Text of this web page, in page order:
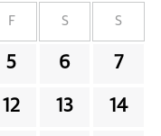
F S S
5 6 7
12 13 14